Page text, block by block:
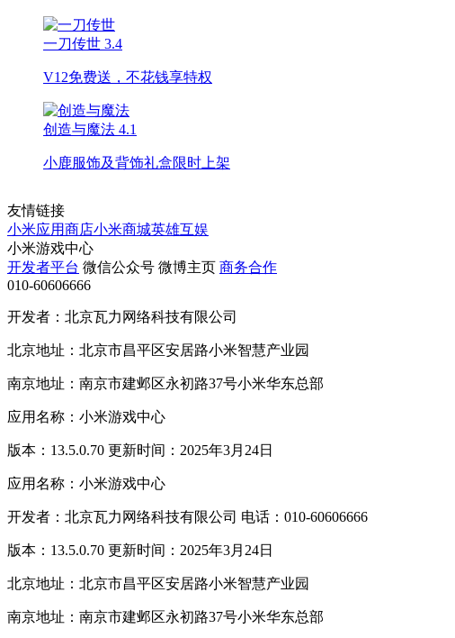
一刀传世 3.4
V12免费送，不花钱享特权
创造与魔法 4.1
小鹿服饰及背饰礼盒限时上架
友情链接
小米应用商店小米商城英雄互娱
小米游戏中心
开发者平台 微信公众号 微博主页 商务合作
010-60606666
开发者：北京瓦力网络科技有限公司
北京地址：北京市昌平区安居路小米智慧产业园
南京地址：南京市建邺区永初路37号小米华东总部
应用名称：小米游戏中心
版本：13.5.0.70 更新时间：2025年3月24日
应用名称：小米游戏中心
开发者：北京瓦力网络科技有限公司 电话：010-60606666
版本：13.5.0.70 更新时间：2025年3月24日
北京地址：北京市昌平区安居路小米智慧产业园
南京地址：南京市建邺区永初路37号小米华东总部